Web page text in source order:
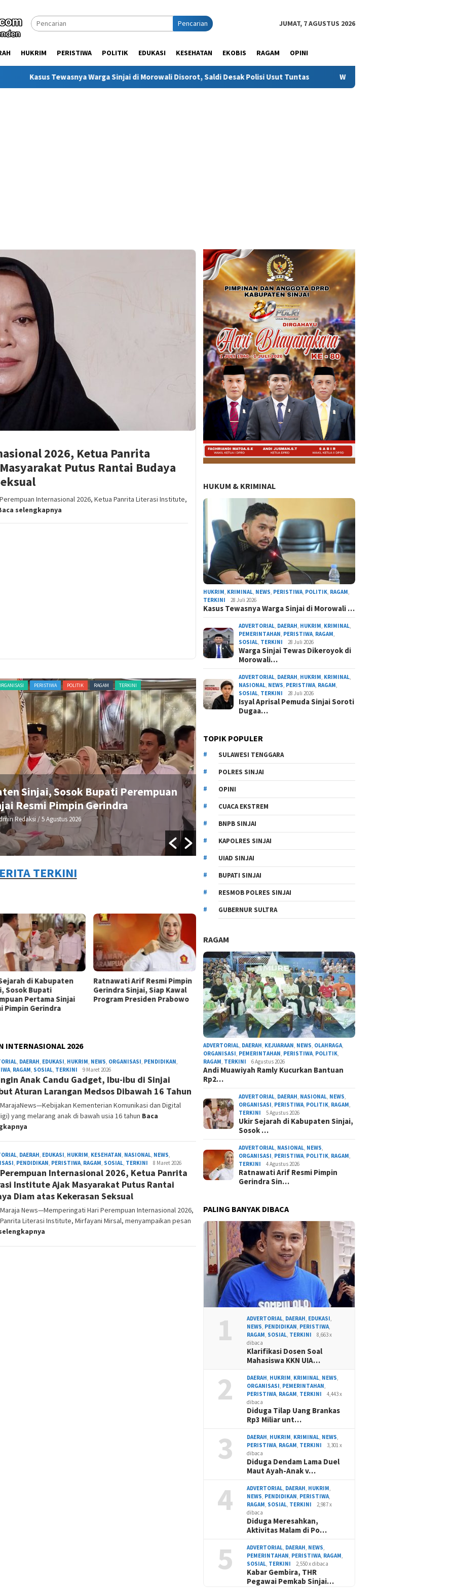
Pencarian JUMAT, 7 AGUSTUS 2026
HUKRIM PERISTIWA POLITIK EDUKASI KESEHATAN EKOBIS RAGAM OPINI
Warga Sinjai di Morowali Disorot, Saldi Desak Polisi Usut Tuntas Warga Sinjai Tewas Dikeroyok di Morowali, Ketua
2026, Ketua Panrita
Putus Rantai Budaya
Internasional 2026, Ketua Panrita Literasi Institute,
selengkapnya
PERISTIWA POLITIK RAGAM TERKINI
Sinjai, Sosok Bupati Perempuan
Resmi Pimpin Gerindra
Redaksi / 5 Agustus 2026
ADVERTORIAL NASIONAL NEWS ORGANISASI PERISTIWA
Ratnawati Arif Resmi Pimpin Gerindra Sinjai,
TERKINI
di Kabupaten
Sosok Bupati
Pertama Sinjai
Pimpin Gerindra
Ratnawati Arif Resmi Pimpin
Gerindra Sinjai, Siap Kawal
Program Presiden Prabowo
INTERNASIONAL 2026
, DAERAH, EDUKASI, HUKRIM, NEWS, ORGANISASI, PENDIDIKAN,
, RAGAM, SOSIAL, TERKINI Admin
Redaksi
9 Maret 2026
Anak Candu Gadget, Ibu-ibu di Sinjai
Aturan Larangan Medsos Dibawah 16 Tahun
Kementerian Komunikasi dan Digital
yang melarang anak di bawah usia 16 tahun Baca
, DAERAH, EDUKASI, HUKRIM, KESEHATAN, NASIONAL, NEWS,
, PENDIDIKAN, PERISTIWA, RAGAM, SOSIAL, TERKINI Admin
Redaksi
8 Maret 2026
Internasional 2026, Ketua Panrita
Institute Ajak Masyarakat Putus Rantai
Diam atas Kekerasan Seksual
News—Memperingati Hari Perempuan Internasional 2026,
Literasi Institute, Mirfayani Mirsal, menyampaikan pesan
HUKUM & KRIMINAL
HUKRIM, KRIMINAL, NEWS, PERISTIWA, POLITIK, RAGAM,
TERKINI
28 Juli 2026
Kasus Tewasnya Warga Sinjai di Morowali …
ADVERTORIAL, DAERAH, HUKRIM, KRIMINAL,
PEMERINTAHAN, PERISTIWA, RAGAM,
SOSIAL, TERKINI 28 Juli 2026
Warga Sinjai Tewas Dikeroyok di
Morowali…
ADVERTORIAL, DAERAH, HUKRIM, KRIMINAL,
NASIONAL, NEWS, PERISTIWA, RAGAM,
SOSIAL, TERKINI 28 Juli 2026
Isyal Aprisal Pemuda Sinjai Soroti
Dugaa…
TOPIK POPULER
SULAWESI TENGGARA
POLRES SINJAI
OPINI
CUACA EKSTREM
BNPB SINJAI
KAPOLRES SINJAI
UIAD SINJAI
BUPATI SINJAI
RESMOB POLRES SINJAI
GUBERNUR SULTRA
RAGAM
ADVERTORIAL DAERAH KEJUARAAN NEWS OLAHRAGA
ORGANISASI PEMERINTAHAN PERISTIWA POLITIK
RAGAM TERKINI 6 Agustus 2026
Andi Muawiyah Ramly Kucurkan Bantuan
Rp2…
ADVERTORIAL DAERAH NASIONAL NEWS
ORGANISASI PERISTIWA POLITIK RAGAM
TERKINI
5 Agustus 2026
Ukir Sejarah di Kabupaten Sinjai,
Sosok …
ADVERTORIAL NASIONAL NEWS
ORGANISASI PERISTIWA POLITIK RAGAM
TERKINI
4 Agustus 2026
Ratnawati Arif Resmi Pimpin
Gerindra Sin…
PALING BANYAK DIBACA
1 ADVERTORIAL DAERAH EDUKASI
NEWS PENDIDIKAN PERISTIWA
RAGAM SOSIAL TERKINI
8,663 x
dibaca
Klarifikasi Dosen Soal
Mahasiswa KKN UIA…
2 DAERAH HUKRIM KRIMINAL NEWS
ORGANISASI PEMERINTAHAN
PERISTIWA RAGAM TERKINI
4,443 x
dibaca
Diduga Tilap Uang Brankas
Rp3 Miliar unt…
3 DAERAH HUKRIM KRIMINAL NEWS
PERISTIWA RAGAM TERKINI
3,301 x
dibaca
Diduga Dendam Lama Duel
Maut Ayah-Anak v…
4 ADVERTORIAL DAERAH HUKRIM
NEWS PENDIDIKAN PERISTIWA
RAGAM SOSIAL TERKINI
2,987 x
dibaca
Diduga Meresahkan,
Aktivitas Malam di Po…
5 ADVERTORIAL DAERAH NEWS
PEMERINTAHAN PERISTIWA RAGAM
SOSIAL TERKINI 2,550 x dibaca
Kabar Gembira, THR
Pegawai Pemkab Sinjai…